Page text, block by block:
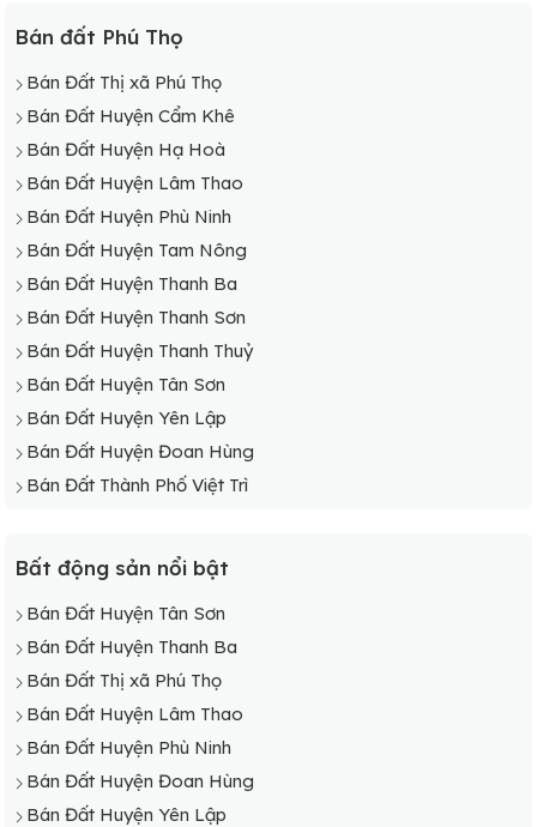
Bán Đất Xã Hy Cương
Bán Đất Xã Thanh Đình
Bán đât Phường Bạch Hạc
Bán đất Phú Thọ
Bán Đất Thị xã Phú Thọ
Bán Đất Huyện Cẩm Khê
Bán Đất Huyện Hạ Hoà
Bán Đất Huyện Lâm Thao
Bán Đất Huyện Phù Ninh
Bán Đất Huyện Tam Nông
Bán Đất Huyện Thanh Ba
Bán Đất Huyện Thanh Sơn
Bán Đất Huyện Thanh Thuỷ
Bán Đất Huyện Tân Sơn
Bán Đất Huyện Yên Lập
Bán Đất Huyện Đoan Hùng
Bán Đất Thành Phố Việt Trì
Bất động sản nổi bật
Bán Đất Huyện Tân Sơn
Bán Đất Huyện Thanh Ba
Bán Đất Thị xã Phú Thọ
Bán Đất Huyện Lâm Thao
Bán Đất Huyện Phù Ninh
Bán Đất Huyện Đoan Hùng
Bán Đất Huyện Yên Lập